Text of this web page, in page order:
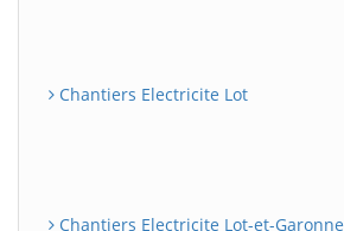
Chantiers Electricite Lot
Chantiers Electricite Lot-et-Garonne